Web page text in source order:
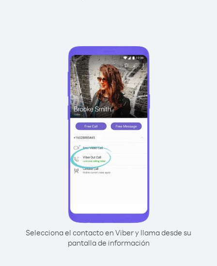
Selecciona el contacto en Viber y llama desde su
pantalla de información